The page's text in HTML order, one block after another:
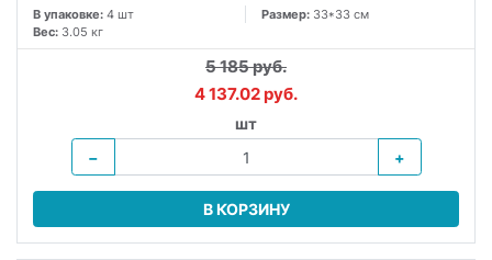
В упаковке: 4 шт Размер: 33*33 см
Вес: 3.05 кг
5 185 руб.
4 137.02 руб.
шт
−
+
В КОРЗИНУ